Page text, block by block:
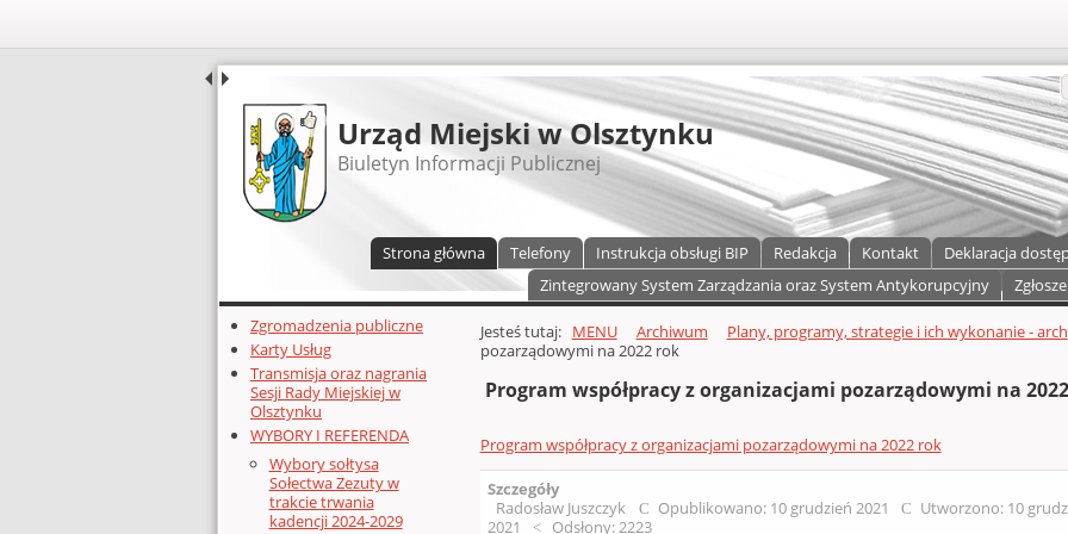
UDOSTĘPNIJ
Urząd Miejski w Olsztynku
Biuletyn Informacji Publicznej
Strona główna Telefony Instrukcja obsługi BIP Redakcja Kontakt Deklaracja
Zintegrowany System Zarządzania oraz System Antykorupcyjny
Dodatkowe zasoby (lewa kolumna)
Zgromadzenia publiczne
Karty Usług
Transmisja oraz nagrania
Sesji Rady Miejskiej w
Olsztynku
WYBORY I REFERENDA
Wybory sołtysa
Sołectwa Zezuty w
trakcie trwania
kadencji 2024-2029
Głównej zawartości
Jesteś tutaj: MENU Archiwum Plany, programy, strategie i ich wykonanie - arch
pozarządowymi na 2022 rok
Program współpracy z organizacjami pozarządowymi na
Program współpracy z organizacjami pozarządowymi na 2022 rok
Szczegóły
Radosław Juszczyk
Opublikowano: 10 grudzień 2021 Utworzono: 10
2021
Odsłony: 2223